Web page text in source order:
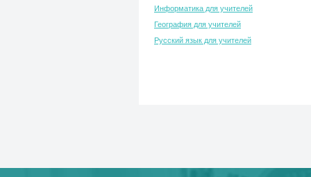
Информатика для учителей
География для учителей
Русский язык для учителей